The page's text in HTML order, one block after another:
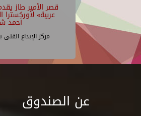
قصر الأمير طاز
عربية» لأوركسترا
أحمد
مركز الإبداع الفنى
عن الصندوق